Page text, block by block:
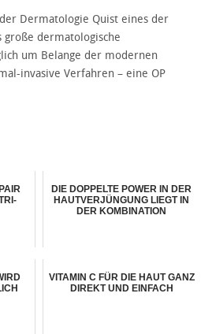
Dermatologie Quist eines der
große dermatologische
um Belange der modernen
invasive Verfahren – eine OP
DIE DOPPELTE POWER IN DER
HAUTVERJÜNGUNG LIEGT IN
DER KOMBINATION
VITAMIN C FÜR DIE HAUT GANZ
DIREKT UND EINFACH